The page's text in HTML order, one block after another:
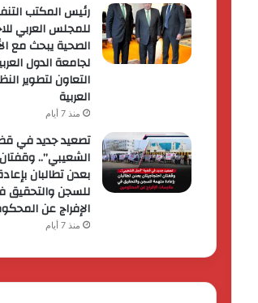
رئيس المكتب
للمجلس العربي
الصحية يبحث مع
لجامعة الدول
التعاون لتطوير
العربية
منذ 7 أيام
تصعيد جديد في
الشعيبي”..
بعدن تطالبان
للسجن والتحقيق
الإفراج عن
منذ 7 أيام